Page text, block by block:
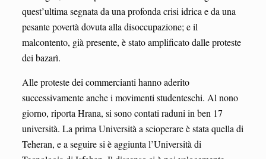
quest’ultima segnata da una profonda crisi idrica e da una
pesante povertà dovuta alla disoccupazione; e il
malcontento, già presente, è stato amplificato dalle proteste
dei bazarì.
Alle proteste dei commercianti hanno aderito
successivamente anche i movimenti studenteschi. Al nono
giorno, riporta Hrana, si sono contati raduni in ben 17
università. La prima Università a scioperare è stata quella di
Teheran, e a seguire si è aggiunta l’Università di